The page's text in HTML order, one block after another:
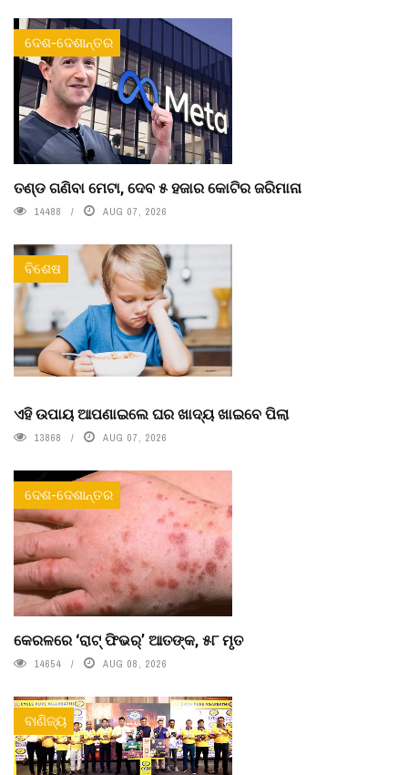
ଦେଶ-ଦେଶାନ୍ତର
ତଣ୍ଡ ଗଣିବା ମେଟା, ଦେବ ୫ ହଜାର କୋଟିର ଜରିମାନା
14488 AUG 07, 2026
ବିଶେଷ
ଏହି ଉପାୟ ଆପଣାଇଲେ ଘର ଖାଦ୍ୟ ଖାଇବେ ପିଲା
13868 AUG 07, 2026
ଦେଶ-ଦେଶାନ୍ତର
କେରଳରେ ‘ରାଟ୍ ଫିଭର୍’ ଆତଙ୍କ, ୫୮ ମୃତ
14654 AUG 08, 2026
ବାଣିଜ୍ୟ